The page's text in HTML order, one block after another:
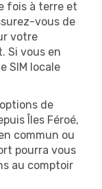
fois à terre et
vous de
votre
Si vous en
SIM locale
de
Îles Féroé,
commun ou
pourra vous
au comptoir